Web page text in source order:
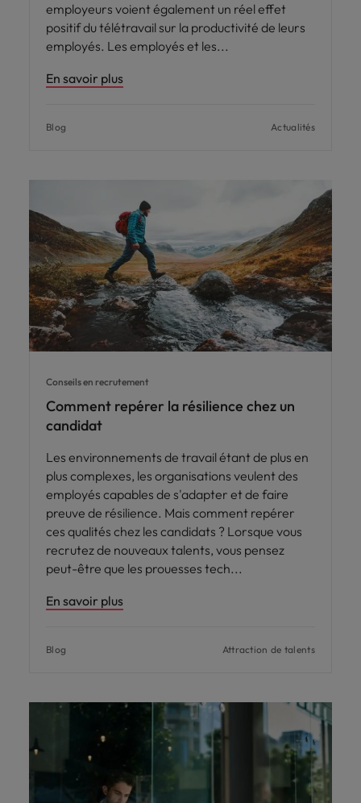
employeurs voient également un réel effet
positif du télétravail sur la productivité de leurs
employés. Les employés et les
En savoir plus
Blog Actualités
Conseils en recrutement
Comment repérer la résilience chez un
candidat
Les environnements de travail étant de plus en
plus complexes, les organisations veulent des
employés capables de s'adapter et de faire
preuve de résilience. Mais comment repérer
ces qualités chez les candidats ? Lorsque vous
recrutez de nouveaux talents, vous pensez
peut-être que les prouesses tech
En savoir plus
Blog Attraction de talents